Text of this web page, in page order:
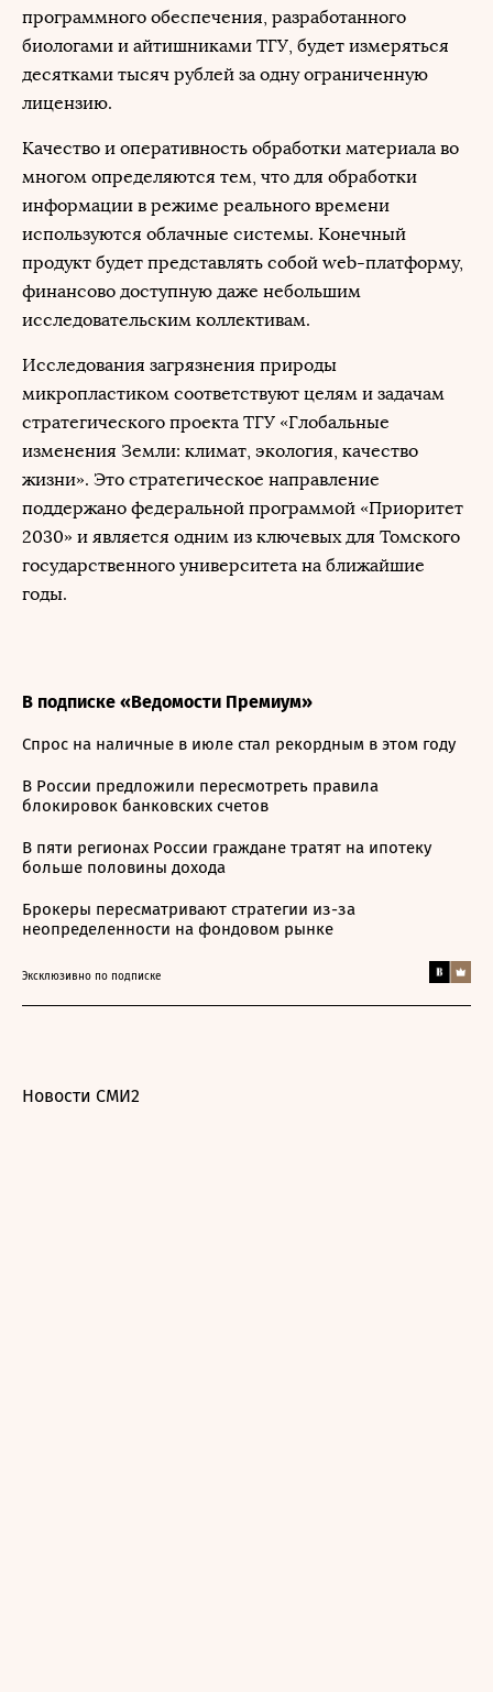
программного обеспечения, разработанного
биологами и айтишниками ТГУ, будет измеряться
десятками тысяч рублей за одну ограниченную
лицензию.
Качество и оперативность обработки материала во
многом определяются тем, что для обработки
информации в режиме реального времени
используются облачные системы. Конечный
продукт будет представлять собой web-платформу,
финансово доступную даже небольшим
исследовательским коллективам.
Исследования загрязнения природы
микропластиком соответствуют целям и задачам
стратегического проекта ТГУ «Глобальные
изменения Земли: климат, экология, качество
жизни». Это стратегическое направление
поддержано федеральной программой «Приоритет
2030» и является одним из ключевых для Томского
государственного университета на ближайшие
годы.
В подписке «Ведомости Премиум»
Спрос на наличные в июле стал рекордным в этом году
В России предложили пересмотреть правила
блокировок банковских счетов
В пяти регионах России граждане тратят на ипотеку
больше половины дохода
Брокеры пересматривают стратегии из-за
неопределенности на фондовом рынке
Эксклюзивно по подписке
Новости СМИ2